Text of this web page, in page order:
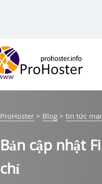
ProHoster > Blog > tin tức
Bản cập nhật
chỉ